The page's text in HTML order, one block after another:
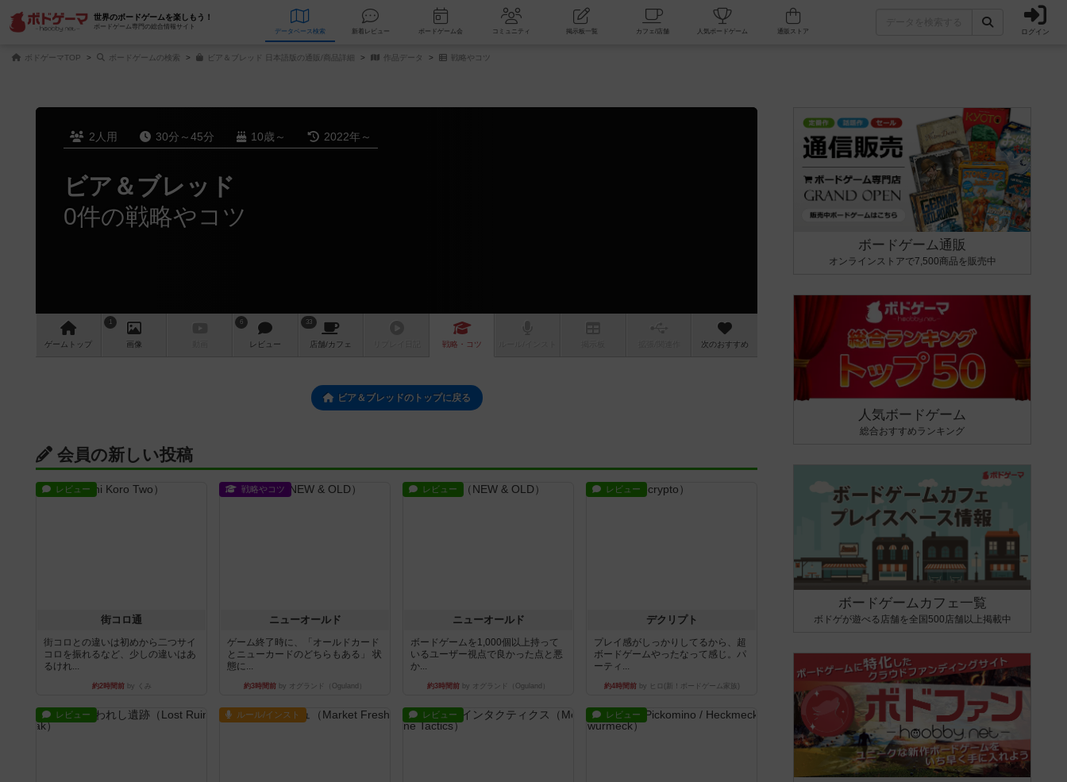
世界のボードゲームを楽しもう！
ボードゲーム専門の総合情報サイト
データベース 検索 新着レビュー ボードゲーム会 コミュニティ 掲示板一覧 カフェ/店舗 人気ボードゲーム ログイン
ボドゲーマTOP ボードゲームの検索 ビア＆ブレッド 日本語版の通販/商品詳細 作品データ 戦略やコツ
2人用 30分～45分 10歳～ 2022年～
ビア＆ブレッド
0件の戦略やコツ
ゲーム トップ
1
画像
6
レビュー
33
店舗/カフェ 戦略 ・コツ 次のおすすめ
ビア＆ブレッドのトップに戻る
会員の新しい投稿
レビュー
街コロ通
街コロとの違いは初めから二つサイ
コロを振れるなど、少しの違いはあ
るけれ...
約2時間前by くみ
戦略やコツ
ニューオールド
ゲーム終了時に、「オールドカード
とニューカードのどちらもある」 状
態に...
約3時間前 by オグランド（Oguland）
レビュー
ニューオールド
ボードゲームを1,000個以上持って
いるユーザー視点で良かった点と悪
か...
約3時間前 by オグランド（Oguland）
レビュー
デクリプト
プレイ感がしっかりしてるから、超
ボードゲームやったなって感じ。パ
ーティ...
約4時間前by ヒロ(新！ボードゲーム家族)
レビュー ルール/インスト レビュー レビュー
ボードゲーム通販
オンラインストアで7,500商品を販売中
人気ボードゲーム
総合おすすめランキング
ボードゲームカフェ一覧
ボドゲが遊べる店舗を全国500店舗以上掲載中